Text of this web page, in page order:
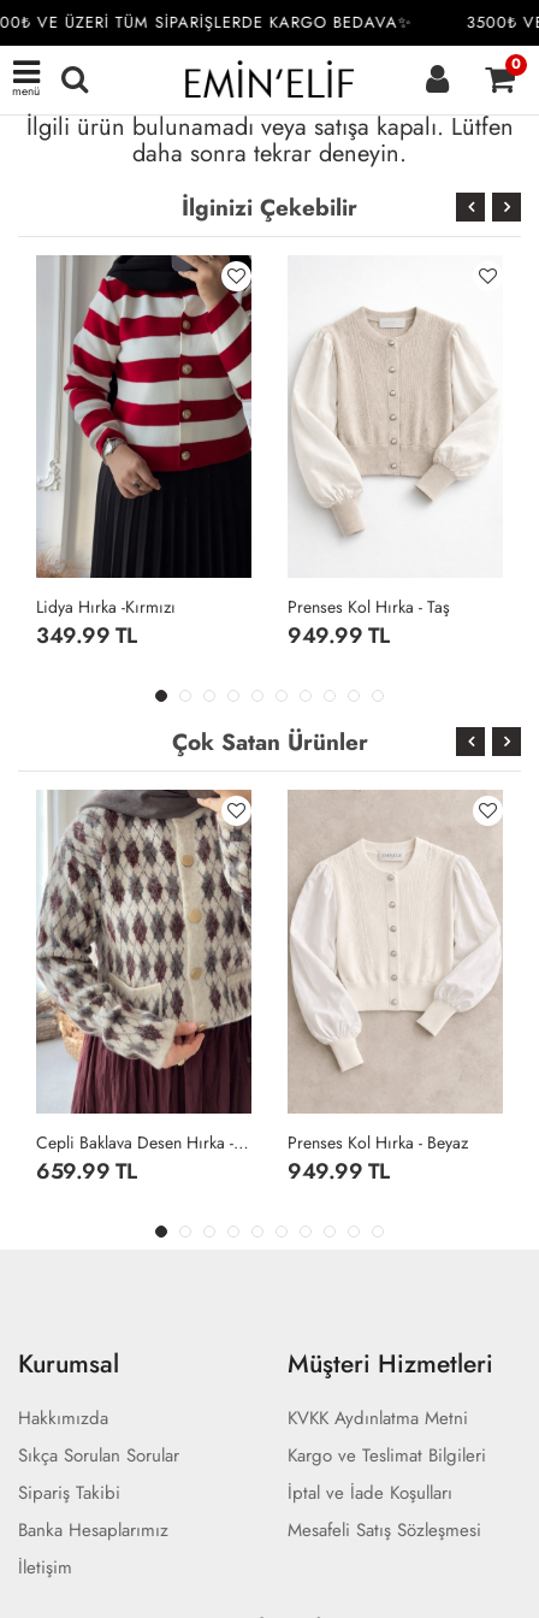
VE ÜZERİ TÜM SİPARİŞLERDE KARGO BEDAVA✨ 3500₺
menü
0
İlgili ürün bulunamadı veya satışa kapalı. Lütfen
daha sonra tekrar deneyin.
İlginizi Çekebilir
Prenses Kol Hırka - Taş
949.99 TL 659.99 TL
Çok Satan Ürünler
Prenses Kol Hırka - Beyaz
949.99 TL 1,299.99 TL
Kurumsal
Hakkımızda
Sıkça Sorulan Sorular
Sipariş Takibi
Banka Hesaplarımız
İletişim
Müşteri Hizmetleri
KVKK Aydınlatma Metni
Kargo ve Teslimat Bilgileri
İptal ve İade Koşulları
Mesafeli Satış Sözleşmesi